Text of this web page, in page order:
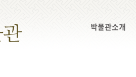
박물관소개